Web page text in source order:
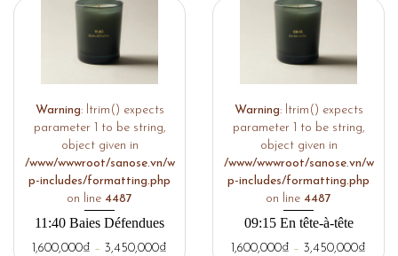
Warning: ltrim() expects
parameter 1 to be string,
object given in
/www/wwwroot/sanose.vn/w
p-includes/formatting.php
on line 4487
11:40 Baies Défendues
1,600,000₫ – 3,450,000₫
Warning: ltrim() expects
parameter 1 to be string,
object given in
/www/wwwroot/sanose.vn/w
p-includes/formatting.php
on line 4487
09:15 En tête-à-tête
1,600,000₫ – 3,450,000₫